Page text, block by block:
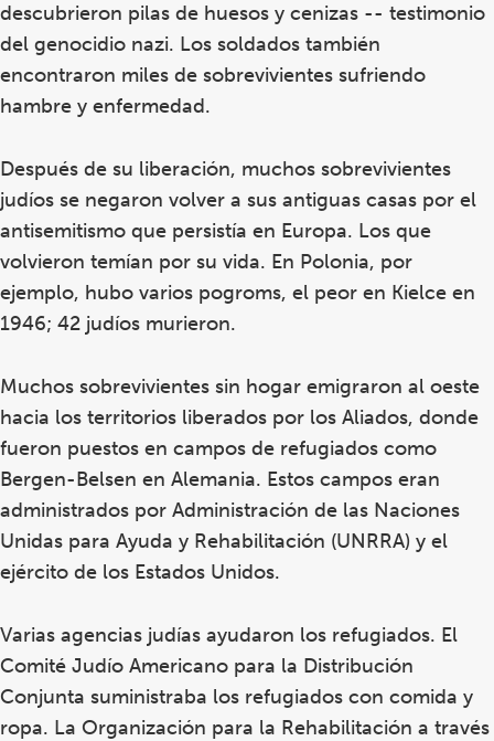
descubrieron pilas de huesos y cenizas -- testimonio
del genocidio nazi. Los soldados también
encontraron miles de sobrevivientes sufriendo
hambre y enfermedad.
Después de su liberación, muchos sobrevivientes
judíos se negaron volver a sus antiguas casas por el
antisemitismo que persistía en Europa. Los que
volvieron temían por su vida. En Polonia, por
ejemplo, hubo varios pogroms, el peor en Kielce en
1946; 42 judíos murieron.
Muchos sobrevivientes sin hogar emigraron al oeste
hacia los territorios liberados por los Aliados, donde
fueron puestos en campos de refugiados como
Bergen-Belsen en Alemania. Estos campos eran
administrados por Administración de las Naciones
Unidas para Ayuda y Rehabilitación (UNRRA) y el
ejército de los Estados Unidos.
Varias agencias judías ayudaron los refugiados. El
Comité Judío Americano para la Distribución
Conjunta suministraba los refugiados con comida y
ropa. La Organización para la Rehabilitación a través